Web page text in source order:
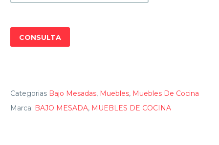
CONSULTA
Categorias Bajo Mesadas, Muebles, Muebles De Cocina
Marca: BAJO MESADA, MUEBLES DE COCINA